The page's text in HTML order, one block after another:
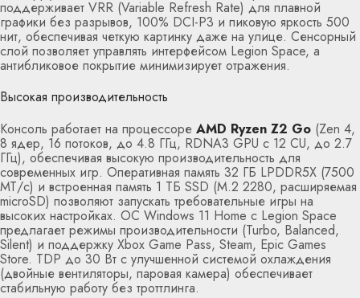
поддерживает VRR (Variable Refresh Rate) для плавной
графики без разрывов, 100% DCI-P3 и пиковую яркость 500
нит, обеспечивая четкую картинку даже на улице. Сенсорный
слой позволяет управлять интерфейсом Legion Space, а
антибликовое покрытие минимизирует отражения.
Высокая производительность
Консоль работает на процессоре AMD Ryzen Z2 Go (Zen 4,
8 ядер, 16 потоков, до 4.8 ГГц, RDNA3 GPU с 12 CU, до 2.7
ГГц), обеспечивая высокую производительность для
современных игр. Оперативная память 32 ГБ LPDDR5X (7500
МТ/с) и встроенная память 1 ТБ SSD (M.2 2280, расширяемая
microSD) позволяют запускать требовательные игры на
высоких настройках. ОС Windows 11 Home с Legion Space
предлагает режимы производительности (Turbo, Balanced,
Silent) и поддержку Xbox Game Pass, Steam, Epic Games
Store. TDP до 30 Вт с улучшенной системой охлаждения
(двойные вентиляторы, паровая камера) обеспечивает
стабильную работу без троттлинга.